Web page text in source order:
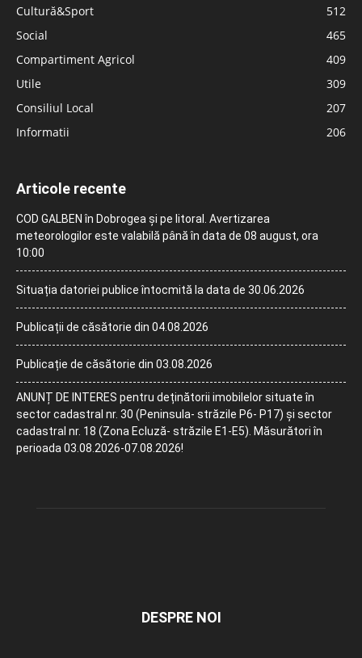
Cultură&Sport
512
Social
465
Compartiment Agricol
409
Utile
309
Consiliul Local
207
Informatii
206
Articole recente
COD GALBEN în Dobrogea și pe litoral. Avertizarea
meteorologilor este valabilă până în data de 08 august, ora
10:00
Situația datoriei publice întocmită la data de 30.06.2026
Publicații de căsătorie din 04.08.2026
Publicație de căsătorie din 03.08.2026
ANUNȚ DE INTERES pentru deținătorii imobilelor situate în
sector cadastral nr. 30 (Peninsula- străzile P6- P17) și sector
cadastral nr. 18 (Zona Ecluză- străzile E1-E5). Măsurători în
perioada 03.08.2026-07.08.2026!
DESPRE NOI